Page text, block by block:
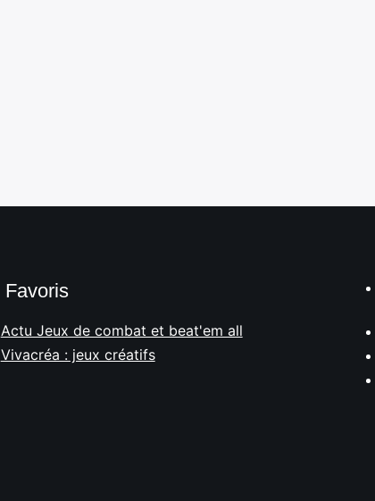
Favoris
Actu Jeux de combat et beat'em all
Vivacréa : jeux créatifs